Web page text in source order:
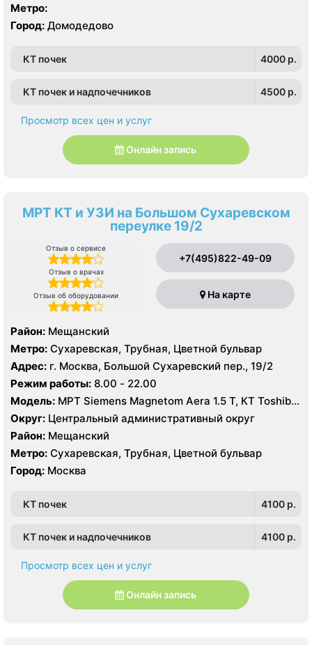
Метро:
Город: Домодедово
КТ почек 4000 p.
КТ почек и надпочечников 4500 p.
Просмотр всех цен и услуг
Онлайн запись
МРТ КТ и УЗИ на Большом Сухаревском
переулке 19/2
Отзыв о сервисе
Отзыв о врачах
Отзыв об оборудовании
+7(495)822-49-09
На карте
Район: Мещанский
Метро: Сухаревская, Трубная, Цветной бульвар
Адрес: г. Москва, Большой Сухаревский пер., 19/2
Режим работы: 8.00 - 22.00
Модель: МРТ Siemens Magnetom Aera 1.5 Т, КТ Toshiba
Aquilion 64 среза, УЗИ
Округ: Центральный административный округ
Район: Мещанский
Метро: Сухаревская, Трубная, Цветной бульвар
Город: Москва
КТ почек 4100 p.
КТ почек и надпочечников 4100 p.
Просмотр всех цен и услуг
Онлайн запись